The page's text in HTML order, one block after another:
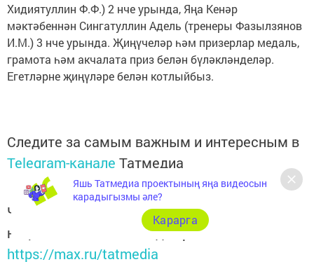
Хидиятуллин Ф.Ф.) 2 нче урында, Яңа Кенәр
мәктәбеннән Сингатуллин Адель (тренеры Фазылзянов
И.М.) 3 нче урында. Җиңүчеләр һәм призерлар медаль,
грамота һәм акчалата приз белән бүләкләнделәр.
Егетләрне җиңүләре белән котлыйбыз.
Следите за самым важным и интересным в
Telegram-канале Татмедиа
Читайте новости Татарстана в
национальном мессенджере MАХ:
https://max.ru/tatmedia
Яшь Татмедиа проектының яңа видеосын
карадыгызмы әле?
Карарга